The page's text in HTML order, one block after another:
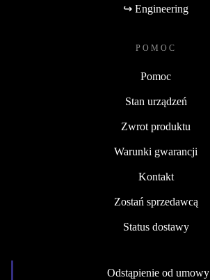
↪ Engineering
POMOC
Pomoc
Stan urządzeń
Zwrot produktu
Warunki gwarancji
Kontakt
Zostań sprzedawcą
Status dostawy
Odstąpienie od umowy